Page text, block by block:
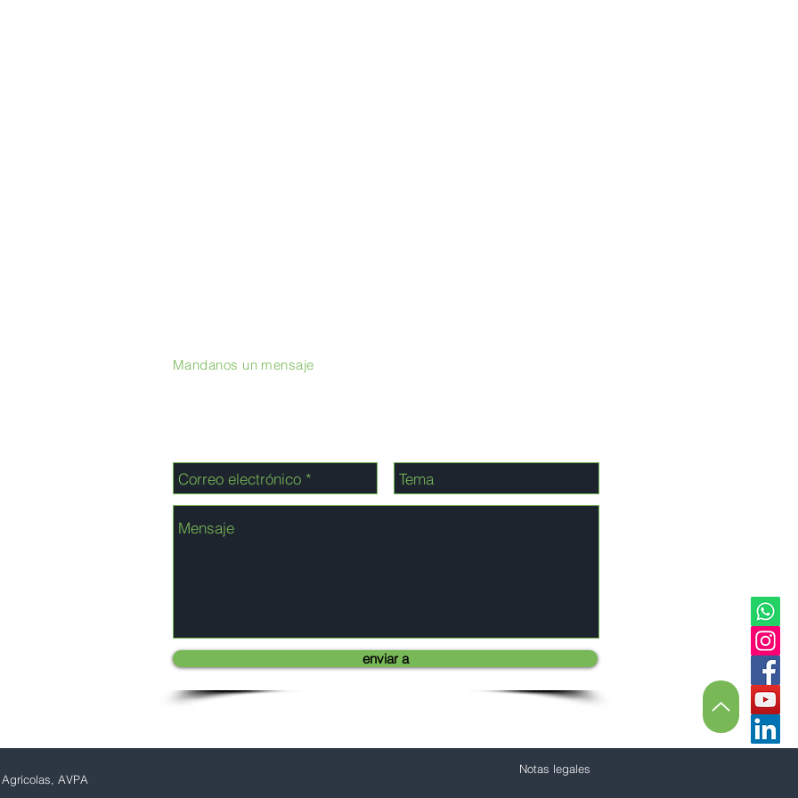
Mandanos un mensaje
enviar a
AVPA
Notas legales